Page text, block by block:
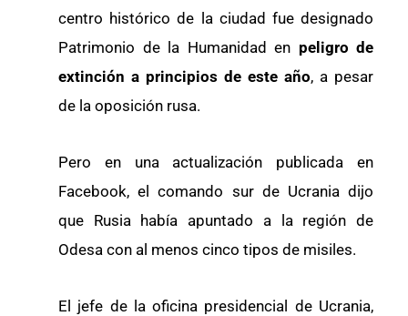
centro histórico de la ciudad fue designado
Patrimonio de la Humanidad en peligro de
extinción a principios de este año, a pesar
de la oposición rusa.
Pero en una actualización publicada en
Facebook, el comando sur de Ucrania dijo
que Rusia había apuntado a la región de
Odesa con al menos cinco tipos de misiles.
El jefe de la oficina presidencial de Ucrania,